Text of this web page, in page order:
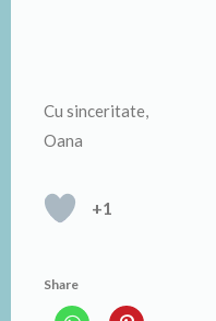
Cu sinceritate,
Oana
+1
Share